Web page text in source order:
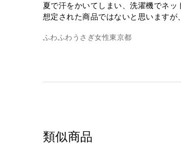
夏で汗をかいてしまい、洗濯機でネ
想定された商品ではないと思いますが
ふわふわうさぎ女性東京都
類似商品